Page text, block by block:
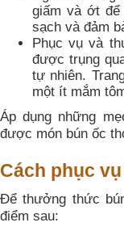
giấm và ớt để
sạch và đảm
Phục vụ và
được trụng
tự nhiên.
một ít mắm
Áp dụng những
được món bún ốc
Cách phục
Để thưởng thức
điểm sau: